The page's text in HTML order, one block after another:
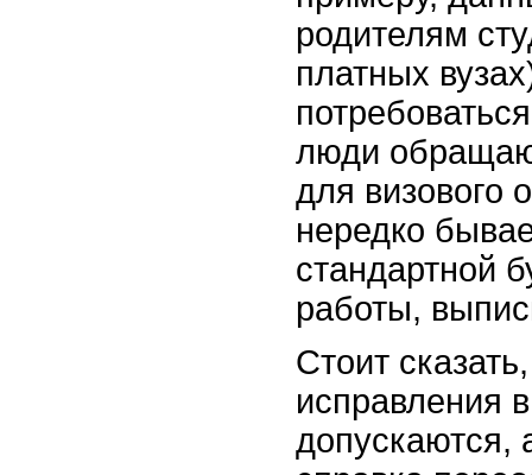
родителям
платных
люди
для визового
нередко
стандартной
работы,
Стоит
исправления
допускаются,